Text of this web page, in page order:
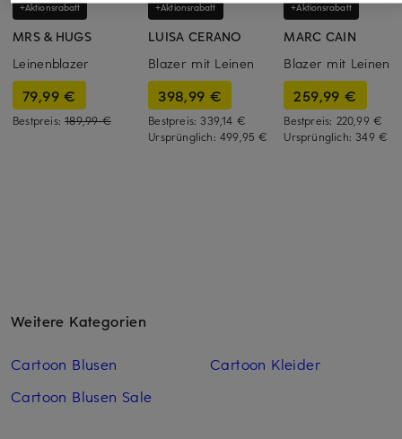
+Aktionsrabatt
MRS & HUGS
Leinenblazer
79,99 €
Bestpreis:189,99 €
+Aktionsrabatt
LUISA CERANO
Blazer mit Leinen
398,99 €
Bestpreis:339,14 €
Ursprünglich: 499,95 €
+Aktionsrabatt
MARC CAIN
Blazer mit Leinen
259,99 €
Bestpreis: 220,99 €
Ursprünglich:349 €
Weitere Kategorien
Cartoon Blusen
Cartoon Blusen Sale
Cartoon Kleider